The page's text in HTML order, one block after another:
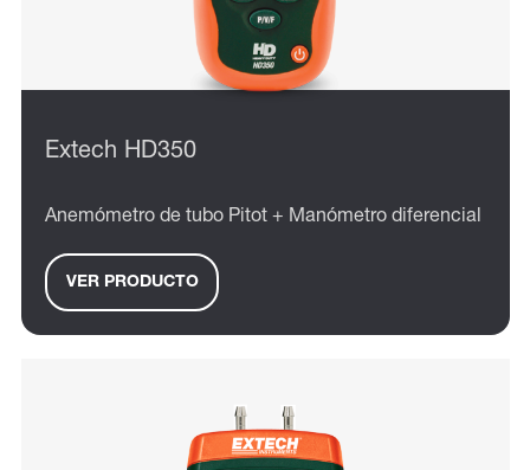
Extech HD350
Anemómetro de tubo Pitot + Manómetro diferencial
VER PRODUCTO